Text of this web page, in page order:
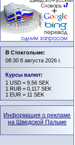
В Стокгольме:
08:30 8 августа 2026 г.
Курсы валют:
1 USD = 9,56 SEK
1 RUB = 0,117 SEK
1 EUR = 11 SEK
Информация о рекламе
на Шведской Пальме